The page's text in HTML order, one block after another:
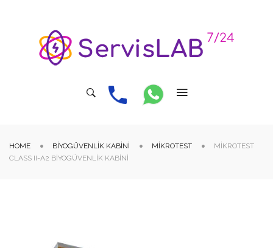
HOME BİYOGÜVENLIK KABINI MIKROTEST
MIKROTEST
CLASS II-A2 BIYOGÜVENLIK KABINI